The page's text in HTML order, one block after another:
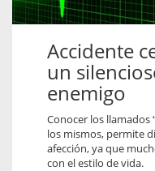
Accidente
un
enemigo
Conocer los llamados
los mismos, permite
afección, ya que
con el estilo de vida.